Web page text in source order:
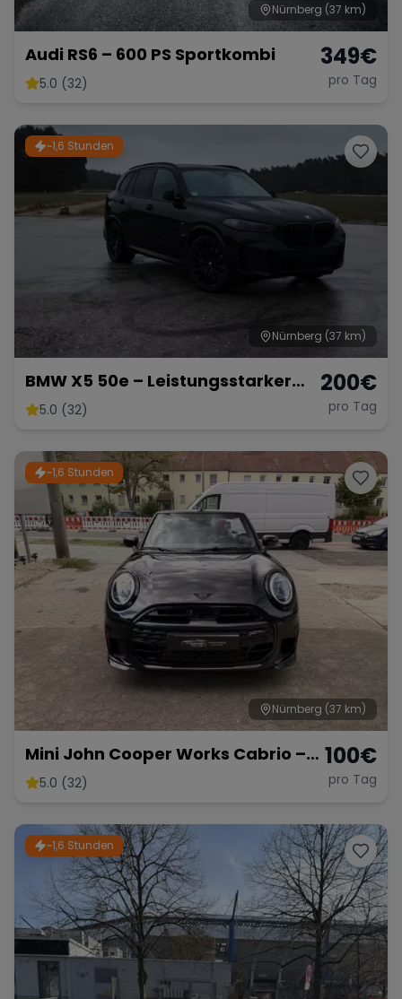
Tesla Chevrolet Dodge
Bentley Rolls Royce Aston Martin
Bugatti Lotus Maserati
Range Rover
Nürnberg (37 km)
Audi RS6 – 600 PS Sportkombi
5.0 (32)
349€
pro Tag
~1,6 Stunden
Nürnberg (37 km)
BMW X5 50e – Leistungsstarker
Hybrid-SUV mit 489 PS
5.0 (32)
200€
pro Tag
~1,6 Stunden
Nürnberg (37 km)
Mini John Cooper Works Cabrio –
Fahrspaß Offenes Verdeck
5.0 (32)
100€
pro Tag
~1,6 Stunden